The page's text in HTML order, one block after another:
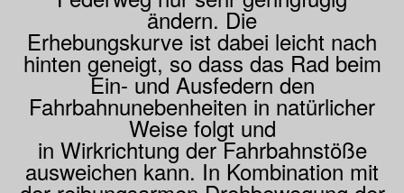
ändern. Die
Erhebungskurve ist dabei leicht nach
hinten geneigt, so dass das Rad beim
Ein- und Ausfedern den
Fahrbahnunebenheiten in natürlicher
Weise folgt und
in Wirkrichtung der Fahrbahnstöße
ausweichen kann. In Kombination mit